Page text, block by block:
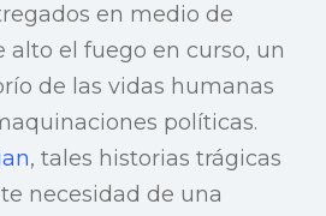
en medio de
alto el fuego en curso, un
de las vidas humanas
políticas.
, tales historias trágicas
necesidad de una